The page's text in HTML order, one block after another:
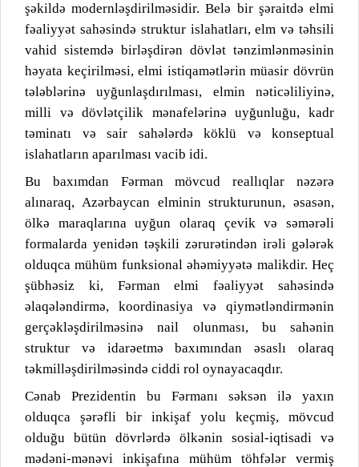
şəkildə modernləşdirilməsidir. Belə bir şəraitdə elmi
fəaliyyət sahəsində struktur islahatları, elm və təhsili
vahid sistemdə birləşdirən dövlət tənzimlənməsinin
həyata keçirilməsi, elmi istiqamətlərin müasir dövrün
tələblərinə uyğunlaşdırılması, elmin nəticəliliyinə,
milli və dövlətçilik mənafelərinə uyğunluğu, kadr
təminatı və sair sahələrdə köklü və konseptual
islahatların aparılması vacib idi.
Bu baxımdan Fərman mövcud reallıqlar nəzərə
alınaraq, Azərbaycan elminin strukturunun, əsasən,
ölkə maraqlarına uyğun olaraq çevik və səmərəli
formalarda yenidən təşkili zərurətindən irəli gələrək
olduqca mühüm funksional əhəmiyyətə malikdir. Heç
şübhəsiz ki, Fərman elmi fəaliyyət sahəsində
əlaqələndirmə, koordinasiya və qiymətləndirmənin
gerçəkləşdirilməsinə nail olunması, bu sahənin
struktur və idarəetmə baxımından əsaslı olaraq
təkmilləşdirilməsində ciddi rol oynayacaqdır.
Cənab Prezidentin bu Fərmanı səksən ilə yaxın
olduqca şərəfli bir inkişaf yolu keçmiş, mövcud
olduğu bütün dövrlərdə ölkənin sosial-iqtisadi və
mədəni-mənəvi inkişafına mühüm töhfələr vermiş